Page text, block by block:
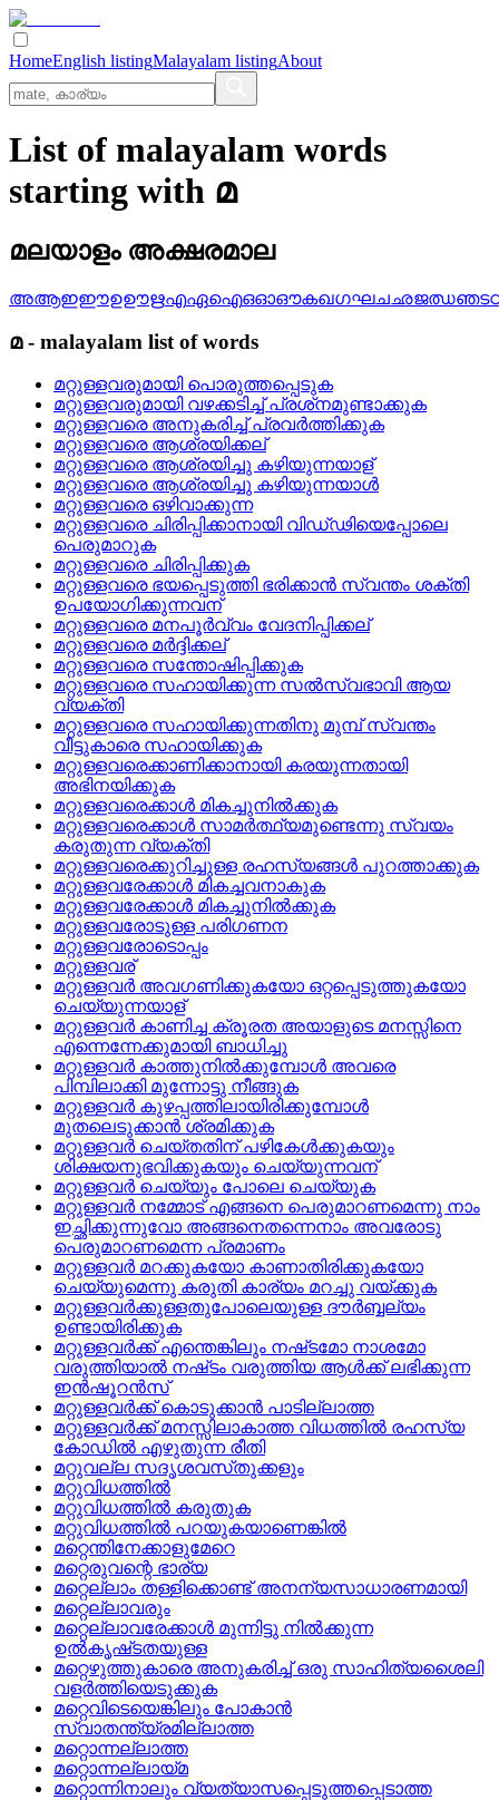
HomeEnglish listingMalayalam listingAbout
List of malayalam words
starting with മ
മലയാളം അക്ഷരമാല
അആഇഈഉഊഋഎഏഐഒഓഔകഖഗഘചഛജഝഞട
മ- malayalam list of words
മറ്റുള്ളവരുമായി പൊരുത്തപ്പെടുക
മറ്റുള്ളവരുമായി വഴക്കടിച്ച്‌ പ്രശ്‌നമുണ്ടാക്കുക
മറ്റുള്ളവരെ അനുകരിച്ച്‌ പ്രവര്‍ത്തിക്കുക
മറ്റുള്ളവരെ ആശ്രയിക്കല്
മറ്റുള്ളവരെ ആശ്രയിച്ചു കഴിയുന്നയാള്
മറ്റുള്ളവരെ ആശ്രയിച്ചു കഴിയുന്നയാള്‍
മറ്റുള്ളവരെ ഒഴിവാക്കുന്ന
മറ്റുള്ളവരെ ചിരിപ്പിക്കാനായി വിഡ്‌ഢിയെപ്പോലെ
പെരുമാറുക
മറ്റുള്ളവരെ ചിരിപ്പിക്കുക
മറ്റുള്ളവരെ ഭയപ്പെടുത്തി ഭരിക്കാന്‍ സ്വന്തം ശക്തി
ഉപയോഗിക്കുന്നവന്
മറ്റുള്ളവരെ മനപൂര്‍വ്വം വേദനിപ്പിക്കല്
മറ്റുള്ളവരെ മര്‍ദ്ദിക്കല്
മറ്റുള്ളവരെ സന്തോഷിപ്പിക്കുക
മറ്റുള്ളവരെ സഹായിക്കുന്ന സൽസ്വഭാവി ആയ
വ്യക്തി
മറ്റുള്ളവരെ സഹായിക്കുന്നതിനു മുമ്പ്‌ സ്വന്തം
വീട്ടുകാരെ സഹായിക്കുക
മറ്റുള്ളവരെക്കാണിക്കാനായി കരയുന്നതായി
അഭിനയിക്കുക
മറ്റുള്ളവരെക്കാള്‍ മികച്ചുനില്‍ക്കുക
മറ്റുള്ളവരെക്കാള്‍ സാമര്‍ത്ഥ്യമുണ്ടെന്നു സ്വയം
കരുതുന്ന വ്യക്തി
മറ്റുള്ളവരെക്കുറിച്ചുള്ള രഹസ്യങ്ങള്‍ പുറത്താക്കുക
മറ്റുള്ളവരേക്കാള്‍ മികച്ചവനാകുക
മറ്റുള്ളവരേക്കാള്‍ മികച്ചുനില്‍ക്കുക
മറ്റുള്ളവരോടുള്ള പരിഗണന
മറ്റുള്ളവരോടൊപ്പം
മറ്റുള്ളവര്
മറ്റുള്ളവര്‍ അവഗണിക്കുകയോ ഒറ്റപ്പെടുത്തുകയോ
ചെയ്യുന്നയാള്
മറ്റുള്ളവര്‍ കാണിച്ച ക്രൂരത അയാളുടെ മനസ്സിനെ
എന്നെന്നേക്കുമായി ബാധിച്ചു
മറ്റുള്ളവര്‍ കാത്തുനില്‍ക്കുമ്പോള്‍ അവരെ
പിമ്പിലാക്കി മുന്നോട്ടു നീങ്ങുക
മറ്റുള്ളവര്‍ കുഴപ്പത്തിലായിരിക്കുമ്പോള്‍
മുതലെടുക്കാന്‍ ശ്രമിക്കുക
മറ്റുള്ളവര്‍ ചെയ്തതിന് പഴികേള്‍ക്കുകയും
ശിക്ഷയനുഭവിക്കുകയും ചെയ്യുന്നവന്
മറ്റുള്ളവര്‍ ചെയ്യും പോലെ ചെയ്യുക
മറ്റുള്ളവര്‍ നമ്മോട്‌ എങ്ങനെ പെരുമാറണമെന്നു നാം
ഇച്ഛിക്കുന്നുവോ അങ്ങനെതന്നെനാം അവരോടു
പെരുമാറണമെന്ന പ്രമാണം
മറ്റുള്ളവര്‍ മറക്കുകയോ കാണാതിരിക്കുകയോ
ചെയ്യുമെന്നു കരുതി കാര്യം മറച്ചു വയ്‌ക്കുക
മറ്റുള്ളവര്‍ക്കുള്ളതുപോലെയുള്ള ദൗര്‍ബ്ബല്യം
ഉണ്ടായിരിക്കുക
മറ്റുള്ളവര്‍ക്ക്‌ എന്തെങ്കിലും നഷ്‌ടമോ നാശമോ
വരുത്തിയാല്‍ നഷ്‌ടം വരുത്തിയ ആള്‍ക്ക്‌ ലഭിക്കുന്ന
ഇന്‍ഷൂറന്‍സ്
മറ്റുള്ളവര്‍ക്ക്‌ കൊടുക്കാന്‍ പാടില്ലാത്ത
മറ്റുള്ളവര്‍ക്ക്‌ മനസ്സിലാകാത്ത വിധത്തില്‍ രഹസ്യ
കോഡില്‍ എഴുതുന്ന രീതി
മറ്റുവല്ല സദൃശവസ്‌തുക്കളും
മറ്റുവിധത്തില്‍
മറ്റുവിധത്തില്‍ കരുതുക
മറ്റുവിധത്തില്‍ പറയുകയാണെങ്കില്‍
മറ്റെന്തിനേക്കാളുമേറെ
മറ്റെരുവന്റെ ഭാര്യ
മറ്റെല്ലാം തള്ളിക്കൊണ്ട്‌ അനന്യസാധാരണമായി
മറ്റെല്ലാവരും
മറ്റെല്ലാവരേക്കാള്‍ മുന്നിട്ടു നില്‍ക്കുന്ന
ഉല്‍കൃഷ്‌ടതയുള്ള
മറ്റെഴുത്തുകാരെ അനുകരിച്ച്‌ ഒരു സാഹിത്യശൈലി
വളര്‍ത്തിയെടുക്കുക
മറ്റെവിടെയെങ്കിലും പോകാന്‍
സ്വാതന്ത്യ്രമില്ലാത്ത
മറ്റൊന്നല്ലാത്ത
മറ്റൊന്നല്ലായ്‌മ
മറ്റൊന്നിനാലും വ്യത്യാസപ്പെടുത്തപ്പെടാത്ത